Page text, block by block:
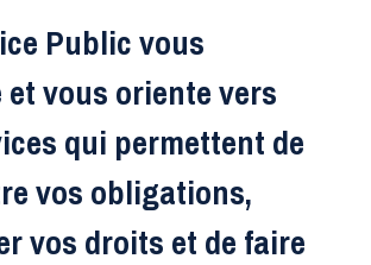
Public vous
vous oriente vers
qui permettent de
vos obligations,
vos droits et de faire